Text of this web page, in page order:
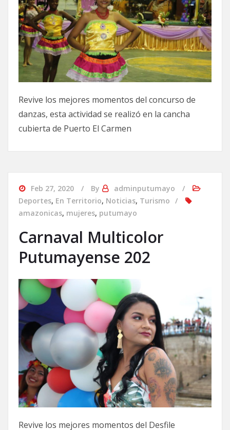
Revive los mejores momentos del concurso de
danzas, esta actividad se realizó en la cancha
cubierta de Puerto El Carmen
Feb 27, 2020 By
adminputumayo
Deportes, En Territorio, Noticias, Turismo
amazonicas, mujeres, putumayo
Carnaval Multicolor
Putumayense 202
Revive los mejores momentos del Desfile